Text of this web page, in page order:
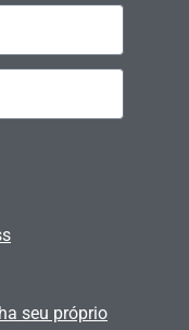
seu próprio